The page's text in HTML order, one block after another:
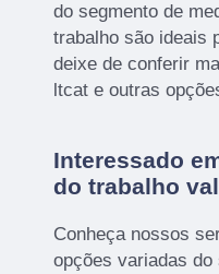
do segmento de
trabalho são ideais
deixe de conferir
ltcat e outras
Interessado
do trabalho
Conheça nossos
opções variadas do